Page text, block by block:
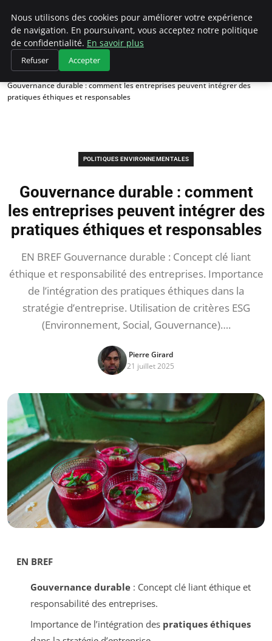
Climategatecountryclub.com
Accueil
Politiques environnementales
Gouvernance durable : comment les entreprises peuvent intégrer des
pratiques éthiques et responsables
POLITIQUES ENVIRONNEMENTALES
Gouvernance durable : comment
les entreprises peuvent intégrer des
pratiques éthiques et responsables
EN BREF Gouvernance durable : Concept clé liant
éthique et responsabilité des entreprises. Importance
de l’intégration des pratiques éthiques dans la
stratégie d’entreprise. Utilisation de critères ESG
(Environnement, Social, Gouvernance)….
Pierre Girard
21 juillet 2025
EN BREF
Gouvernance durable: Concept clé liant éthique et
responsabilité des entreprises.
Importance de l’intégration des pratiques éthiques
Nous utilisons des cookies pour améliorer votre expérience
de navigation. En poursuivant, vous acceptez notre politique
de confidentialité. En savoir plus
Refuser Accepter